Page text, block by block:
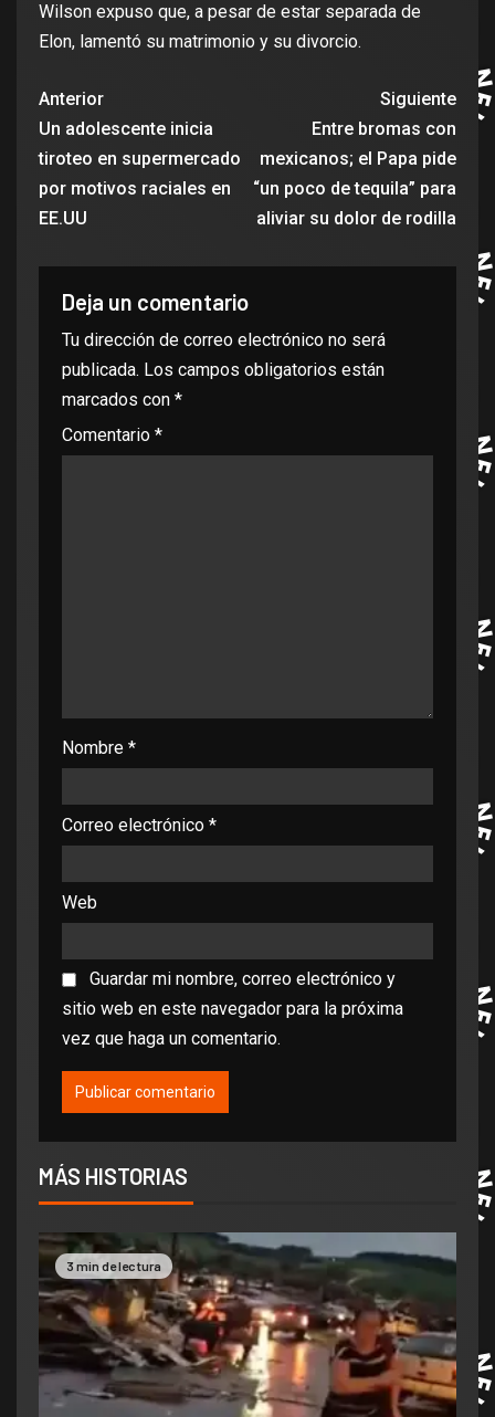
Wilson expuso que, a pesar de estar separada de
Elon, lamentó su matrimonio y su divorcio.
Anterior
Un adolescente inicia
tiroteo en supermercado
por motivos raciales en
EE.UU
Siguiente
Entre bromas con
mexicanos; el Papa pide
“un poco de tequila” para
aliviar su dolor de rodilla
Deja un comentario
Tu dirección de correo electrónico no será
publicada. Los campos obligatorios están
marcados con *
Comentario *
Nombre *
Correo electrónico *
Web
Guardar mi nombre, correo electrónico y
sitio web en este navegador para la próxima
vez que haga un comentario.
MÁS HISTORIAS
3 min de lectura